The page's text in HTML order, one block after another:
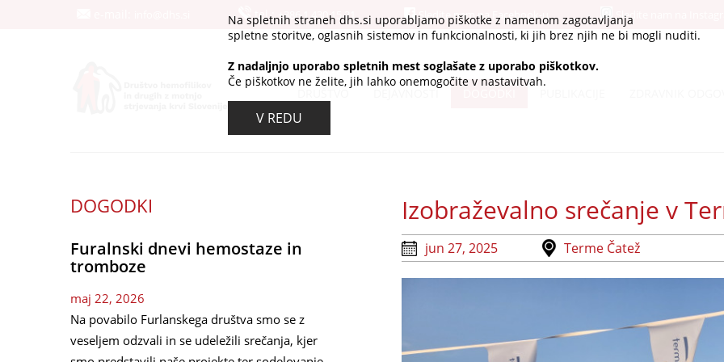
tel.:+386 1 430 15 21 Sledite nam na Facebook-u Sledite nam na
DEJAVNOSTI
DOGODKI
Furalnski dnevi hemostaze in
tromboze
maj 22, 2026
Na povabilo Furlanskega društva smo se z
veseljem odzvali in se udeležili srečanja, kjer
Izobraževalno srečanje v
jun 27, 2025 Terme Čatež
Na spletnih straneh dhs.si uporabljamo piškotke z namenom zagotavljanja
spletne storitve, oglasnih sistemov in funkcionalnosti, ki jih brez njih ne bi mogli nuditi.
Z nadaljnjo uporabo spletnih mest soglašate z uporabo piškotkov.
Če piškotkov ne želite, jih lahko onemogočite v nastavitvah.
V REDU